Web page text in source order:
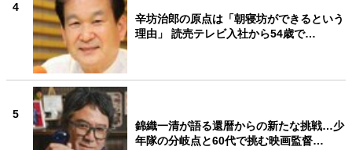
4
辛坊治郎の原点は「朝寝坊ができるという
理由」 読売テレビ入社から54歳で…
5
錦織一清が語る還暦からの新たな挑戦…少
年隊の分岐点と60代で挑む映画監督…